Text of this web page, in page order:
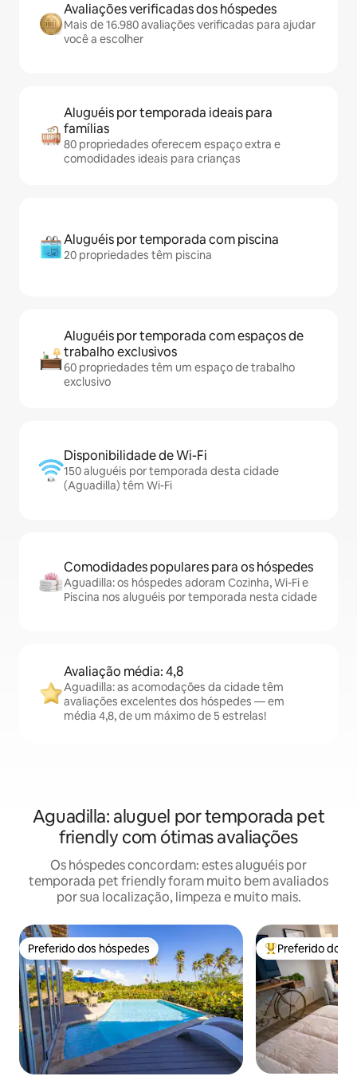
Avaliações verificadas dos hóspedes
Mais de 16.980 avaliações verificadas para ajudar
você a escolher
Aluguéis por temporada ideais para
famílias
80 propriedades oferecem espaço extra e
comodidades ideais para crianças
Aluguéis por temporada com piscina
20 propriedades têm piscina
Aluguéis por temporada com espaços de
trabalho exclusivos
60 propriedades têm um espaço de trabalho
exclusivo
Disponibilidade de Wi-Fi
150 aluguéis por temporada desta cidade
(Aguadilla) têm Wi-Fi
Comodidades populares para os hóspedes
Aguadilla: os hóspedes adoram Cozinha, Wi-Fi e
Piscina nos aluguéis por temporada nesta cidade
Avaliação média: 4,8
Aguadilla: as acomodações da cidade têm
avaliações excelentes dos hóspedes — em
média 4,8, de um máximo de 5 estrelas!
Aguadilla: aluguel por temporada pet
friendly com ótimas avaliações
Os hóspedes concordam: estes aluguéis por
temporada pet friendly foram muito bem avaliados
por sua localização, limpeza e muito mais.
Preferido dos hóspedes
Preferido dos hóspedes Entre os
Preferido dos